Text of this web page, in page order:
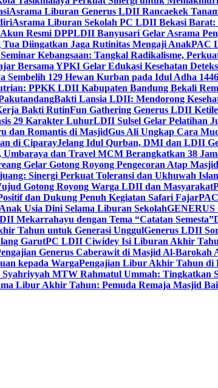
Asrama Liburan Generus LDII Rancaekek
Asrama Liburan Sekolah PC LDII Bekasi
Resmi DPPLDII Banyusari Gelar Asrama
Diingatkan Jaga Rutinitas Mengaji AnakPAC
Kebangsaan: Tangkal Radikalisme,
Bersama YPKI Gelar Edukasi Kesehatan
129 Hewan Kurban pada Idul Adha
PPKK LDII Kabupaten Bandung Bekali
Bakti Lansia LDII: Mendorong
Bakti RutinFun Gathering Generus LDII
29 Karakter LuhurLDII Sulsel Gelar Pelatihan
dan Romantis di MasjidGus Ali Ungkap Cara
di CiparayJelang Idul Qurban, DMI dan LDII
Umbaraya dan Travel MCM Berangkatkan 38
Gelar Gotong Royong Pengecoran Atap
Sinergi Perkuat Toleransi dan Ukhuwah
Gotong Royong Warga LDII dan Masyarakat
dan Dukung Penuh Kegiatan Safari Fajar
Usia Dini Selama Liburan SekolahGENERUS
Mekarrahayu dengan Tema “Catatan Semesta”
Tahun untuk Generasi UnggulGenerus LDII
GarutPC LDII Ciwidey Isi Liburan Akhir
Generus Caberawit di Masjid Al-
kepada WargaPengajian Libur Akhir Tahun di
MTW Rahmatul Ummah: Tingkatkan
Libur Akhir Tahun: Pemuda Remaja Masjid